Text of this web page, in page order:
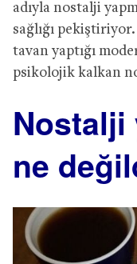
adıyla nostalji
sağlığı pekiştiriyor.
tavan yaptığı
psikolojik kalkan
Nostalji
ne